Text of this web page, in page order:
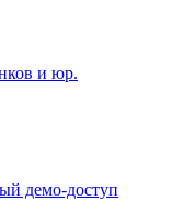
и юр.
демо-доступ